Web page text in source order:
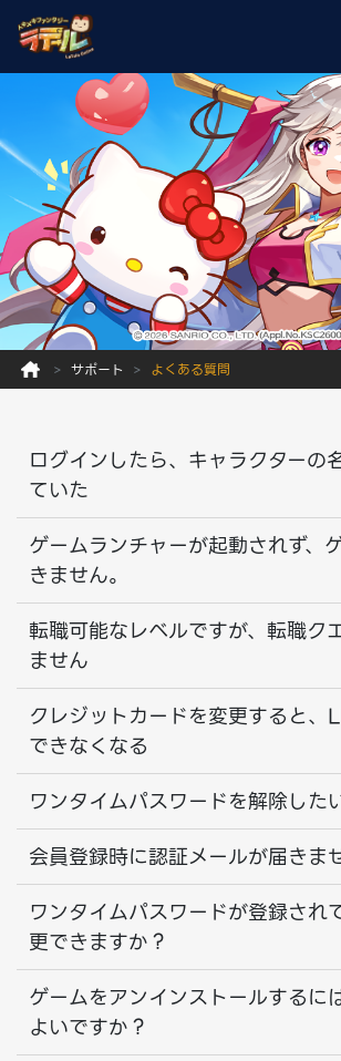
サポート よくある質問
ログインしたら、キャラクターの
ていた
ゲームランチャーが起動されず、
きません。
転職可能なレベルですが、転職ク
ません
クレジットカードを変更すると、
できなくなる
ワンタイムパスワードを解除した
会員登録時に認証メールが届きま
ワンタイムパスワードが登録され
更できますか？
ゲームをアンインストールするに
よいですか？